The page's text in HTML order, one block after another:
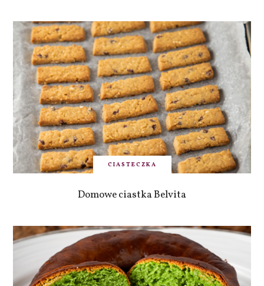
CIASTECZKA
Domowe ciastka Belvita